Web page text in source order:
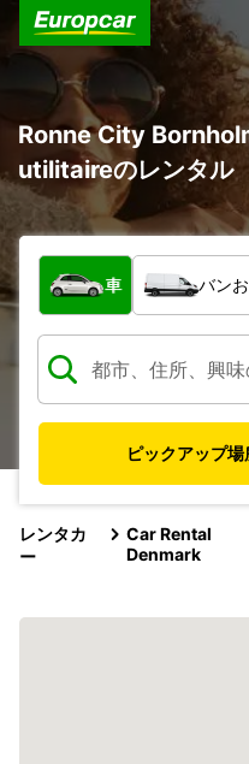
Ronne City
utilitaireのレンタル
車両の種類
車 バン
ピックアップ
レンタカ
ー
Car Rental
Denmark